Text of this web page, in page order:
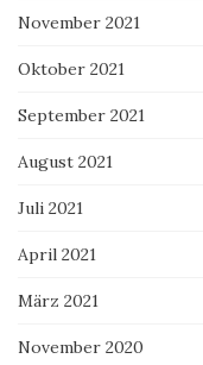
November 2021
Oktober 2021
September 2021
August 2021
Juli 2021
April 2021
März 2021
November 2020